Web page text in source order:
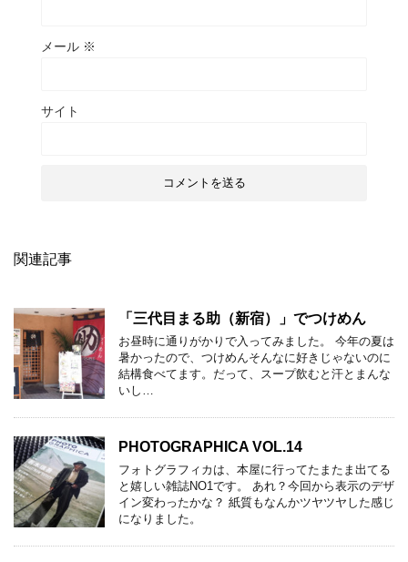
メール ※
サイト
関連記事
「三代目まる助（新宿）」でつけめん
お昼時に通りがかりで入ってみました。 今年の夏は
暑かったので、つけめんそんなに好きじゃないのに
結構食べてます。だって、スープ飲むと汗とまんな
いし…
PHOTOGRAPHICA VOL.14
フォトグラフィカは、本屋に行ってたまたま出てる
と嬉しい雑誌NO1です。 あれ？今回から表示のデザ
イン変わったかな？ 紙質もなんかツヤツヤした感じ
になりました。